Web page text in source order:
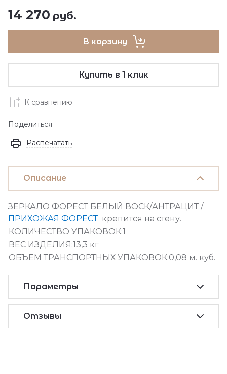
14 270 руб.
В корзину
Купить в 1 клик
К сравнению
Поделиться
Распечатать
Описание
ЗЕРКАЛО ФОРЕСТ БЕЛЫЙ ВОСК/АНТРАЦИТ /
ПРИХОЖАЯ ФОРЕСТ крепится на стену.
КОЛИЧЕСТВО УПАКОВОК:1
ВЕС ИЗДЕЛИЯ:13,3 кг
ОБЪЕМ ТРАНСПОРТНЫХ УПАКОВОК:0,08 м. куб.
Параметры
Отзывы